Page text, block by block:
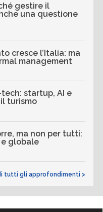
gestire il
una questione
cresce l’Italia: ma
management
startup, AI e
turismo
ma non per tutti:
globale
tutti gli approfondimenti >